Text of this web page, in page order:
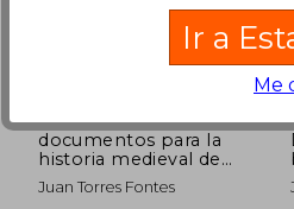
documentos para la
historia medieval de
ceutí
Juan Torres Fontes
Ir a
Me